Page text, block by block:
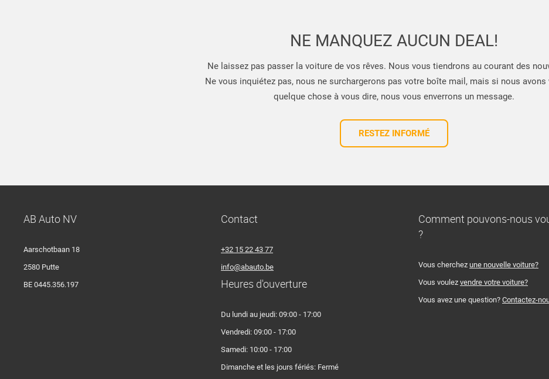
NE MANQUEZ AUCUN DEAL!
Ne laissez pas passer la voiture de vos rêves. Nous vous tiendrons au courant des
Ne vous inquiétez pas, nous ne surchargerons pas votre boîte mail, mais si nous avons
quelque chose à vous dire, nous vous enverrons un message.
RESTEZ INFORMÉ
AB Auto NV
Aarschotbaan 18
2580 Putte
BE 0445.356.197
Contact
+32 15 22 43 77
info@abauto.be
Heures d'ouverture
Du lundi au jeudi: 09:00 - 17:00
Vendredi: 09:00 - 17:00
Samedi: 10:00 - 17:00
Dimanche et les jours fériés: Fermé
Comment pouvons-nous
?
Vous cherchez une nouvelle voiture?
Vous voulez vendre votre voiture?
Vous avez une question? Contactez-